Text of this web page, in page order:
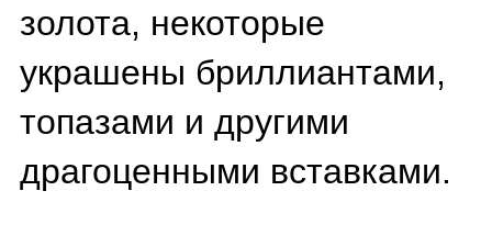
сегмент, где пересекаются
мир высокого часового
искусства, юриспруденция
и большие финансы. Для
пополнить собрание